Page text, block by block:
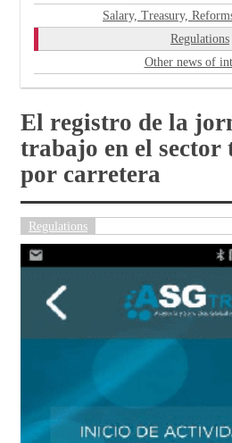
Salary, Treasury,
Regulations
Other news of
El registro de la
trabajo en el sector
por carretera
Regulations